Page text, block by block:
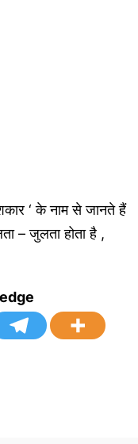
‘ के नाम से जानते हैं
– जुलता होता है ,